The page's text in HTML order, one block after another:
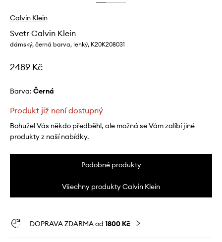
Calvin Klein
Svetr Calvin Klein
dámský, černá barva, lehký, K20K208031
2489 Kč
Barva: černá
Produkt již není dostupný
Bohužel Vás někdo předběhl, ale možná se Vám zalíbí jiné
produkty z naší nabídky.
Podobné produkty
Všechny produkty Calvin Klein
DOPRAVA ZDARMA od 1800 Kč